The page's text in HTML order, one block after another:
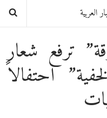
ترفع شعار
احتفالاً